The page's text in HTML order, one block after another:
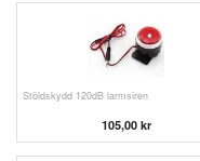
Stöldskydd 120dB larmsiren
105,00 kr